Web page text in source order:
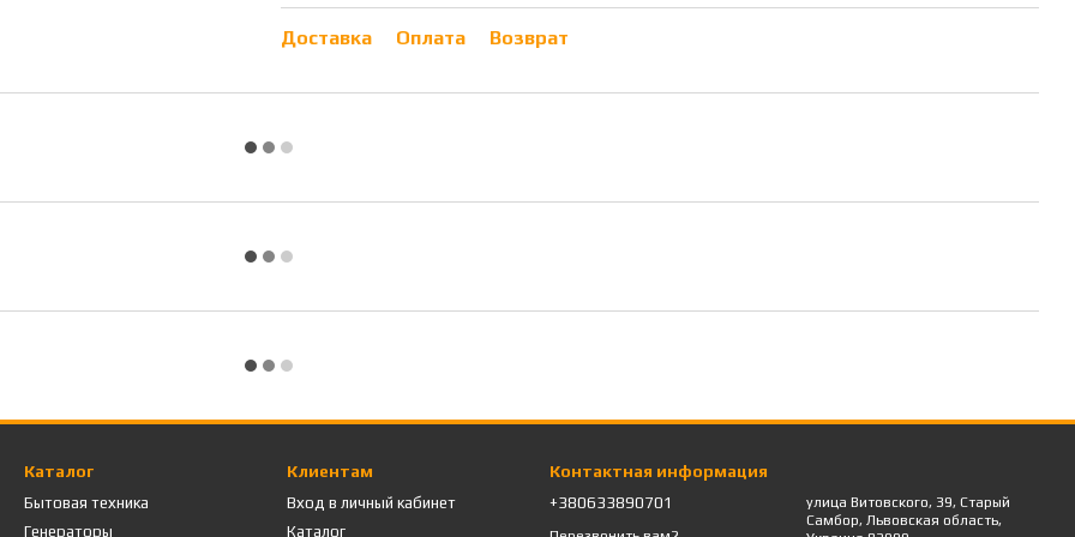
Доставка Оплата Возврат
Каталог
Бытовая техника
Генераторы
Клиентам
Вход в личный кабинет
Каталог
Контактная информация
+380633890701
улица Витовского, 39, Старый
Самбор, Львовская область,